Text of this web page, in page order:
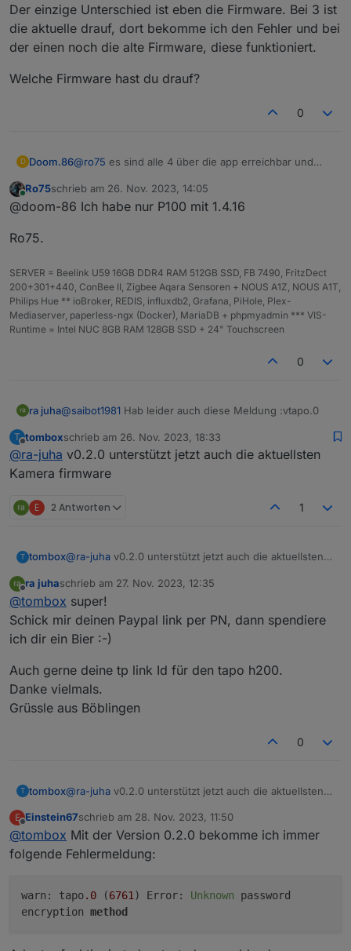
Der einzige Unterschied ist eben die Firmware. Bei 3 ist
die aktuelle drauf, dort bekomme ich den Fehler und bei
der einen noch die alte Firmware, diese funktioniert.
Welche Firmware hast du drauf?
0
D Doom.86@ro75 es sind alle 4 über die app erreichbar und
fritzbox schaue. Es sind alle 4 auch nur ca. 2m von
der fritzbox entfernt.
Der einzige Unterschied ist eben die Firmware. Bei 3
ist die aktuelle drauf, dort bekomme ich den Fehler
Online
Ro75schrieb am 26. Nov. 2023, 14:05
zuletzt editiert von
@doom-86 Ich habe nur P100 mit 1.4.16
Ro75.
SERVER = Beelink U59 16GB DDR4 RAM 512GB SSD, FB 7490, FritzDect
200+301+440, ConBee II, Zigbee Aqara Sensoren + NOUS A1Z, NOUS A1T,
Philips Hue ** ioBroker, REDIS, influxdb2, Grafana, PiHole, Plex-
Mediaserver, paperless-ngx (Docker), MariaDB + phpmyadmin *** VIS-
Runtime = Intel NUC 8GB RAM 128GB SSD + 24" Touchscreen
0
ra juha@saibot1981 Hab leider auch diese Meldung :vtapo.0
2023-11-22 21:28:16.315 error Error: Unable to find
token in response, probably your credentials are not
valid. Please make sure you set your TAPO Cloud
2FA auch jetzt aus. Trotzdem.
T
Offline
tomboxschrieb am 26. Nov. 2023, 18:33
zuletzt editiert von
@ra-juha v0.2.0 unterstützt jetzt auch die aktuellsten
Kamera firmware
E 2 Antworten 1
T tombox@ra-juha v0.2.0 unterstützt jetzt auch die aktuellsten
Offline
ra juhaschrieb am 27. Nov. 2023, 12:35
zuletzt editiert von
@tombox super!
Schick mir deinen Paypal link per PN, dann spendiere
ich dir ein Bier :-)
Auch gerne deine tp link Id für den tapo h200.
Danke vielmals.
Grüssle aus Böblingen
0
T tombox@ra-juha v0.2.0 unterstützt jetzt auch die aktuellsten
E
Offline
Einstein67schrieb am 28. Nov. 2023, 11:50
zuletzt editiert von
@tombox Mit der Version 0.2.0 bekomme ich immer
folgende Fehlermeldung:
warn: tapo.0 (6761 ) Error: Unknown password
encryption method